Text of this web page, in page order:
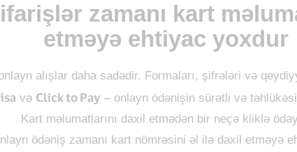
zamanı kart
etməyə ehtiyac yoxdur
alışlar daha sadədir. Formaları, şifrələri və
və Click to Pay – onlayn ödənişin sürətli və
Kart məlumatlarını daxil etmədən bir neçə kliklə
ödəniş zamanı kart nömrəsini əl ilə daxil etməyə